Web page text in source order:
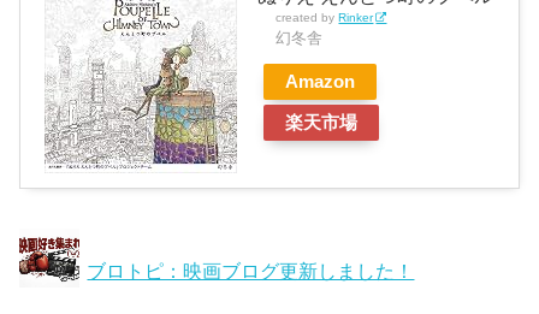
created byRinker
幻冬舎
Amazon
楽天市場
ブロトピ：映画ブログ更新しました！